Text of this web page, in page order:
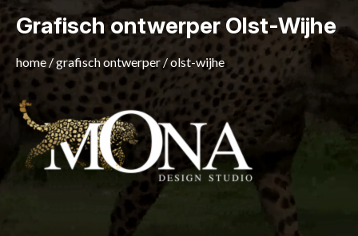
Grafisch ontwerper Olst-Wijhe
home/grafisch ontwerper/olst-wijhe